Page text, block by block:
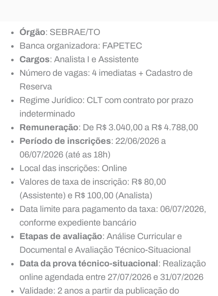
Órgão: SEBRAE/TO
Banca organizadora: FAPETEC
Cargos: Analista I e Assistente
Número de vagas: 4 imediatas + Cadastro de
Reserva
Regime Jurídico: CLT com contrato por prazo
indeterminado
Remuneração: De R$ 3.040,00 a R$ 4.788,00
Período de inscrições: 22/06/2026 a
06/07/2026 (até as 18h)
Local das inscrições: Online
Valores de taxa de inscrição: R$ 80,00
(Assistente) e R$ 100,00 (Analista)
Data limite para pagamento da taxa: 06/07/2026,
conforme expediente bancário
Etapas de avaliação: Análise Curricular e
Documental e Avaliação Técnico-Situacional
Data da prova técnico-situacional: Realização
online agendada entre 27/07/2026 e 31/07/2026
Validade: 2 anos a partir da publicação do